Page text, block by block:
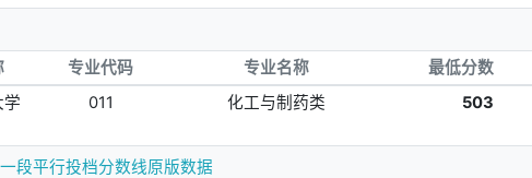
专业代码 专业名称 最低分数
学 011 化工与制药类 503
段平行投档分数线原版数据